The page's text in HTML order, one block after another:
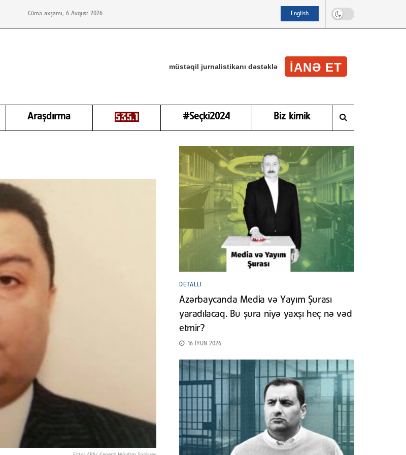
Cümə axşamı, 6 Avqust 2026 English
müstəqil jurnalistikanı dəstəklə IANƏ ET
Araşdırma #Seçki2024 Biz kimik
DETALLI
Azərbaycanda Media və Yayım Şurası
yaradılacaq. Bu şura niyə yaxşı heç nə vəd
etmir?
16 İYUN 2026